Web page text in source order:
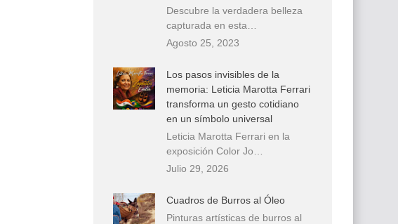
Descubre la verdadera belleza
capturada en esta…
Agosto 25, 2023
Los pasos invisibles de la
memoria: Leticia Marotta Ferrari
transforma un gesto cotidiano
en un símbolo universal
Leticia Marotta Ferrari en la
exposición Color Jo…
Julio 29, 2026
Cuadros de Burros al Óleo
Pinturas artísticas de burros al